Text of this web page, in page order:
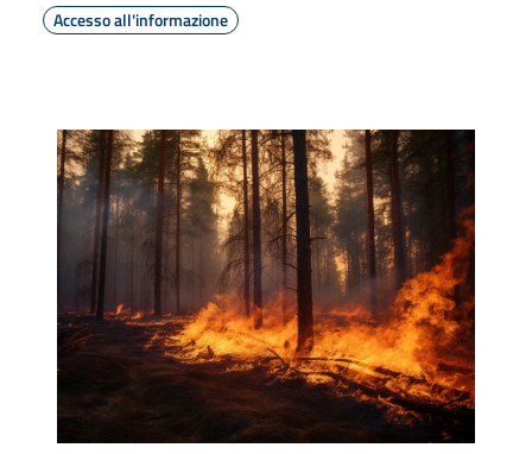
Accesso all'informazione